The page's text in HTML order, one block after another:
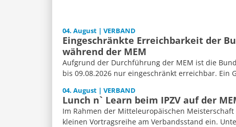
04. August | VERBAND
Eingeschränkte Erreichbarkeit der
während der MEM
Aufgrund der Durchführung der MEM ist die
bis 09.08.2026 nur eingeschränkt erreichbar. Ein
04. August | VERBAND
Lunch n` Learn beim IPZV auf der
Im Rahmen der Mitteleuropäischen Meisterschaft
kleinen Vortragsreihe am Verbandsstand ein.